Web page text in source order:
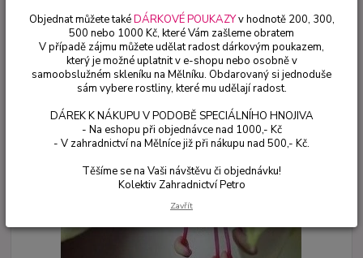
Objednat můžete takéDÁRKOVÉ POUKAZYv hodnotě 200, 300,
500 nebo 1000 Kč, které Vám zašleme obratem
V případě zájmu můžete udělat radost dárkovým poukazem,
který je možné uplatnit v e-shopu nebo osobně v
samoobslužném skleníku na Mělníku. Obdarovaný si jednoduše
sám vybere rostliny, které mu udělají radost.
DÁREK K NÁKUPU V PODOBĚ SPECIÁLNÍHO HNOJIVA
- Na eshopu při objednávce nad 1000,- Kč
- V zahradnictví na Mělníce již při nákupu nad 500,- Kč.
Těšíme se na Vaši návštěvu či objednávku!
Kolektiv Zahradnictví Petro
Zavřít